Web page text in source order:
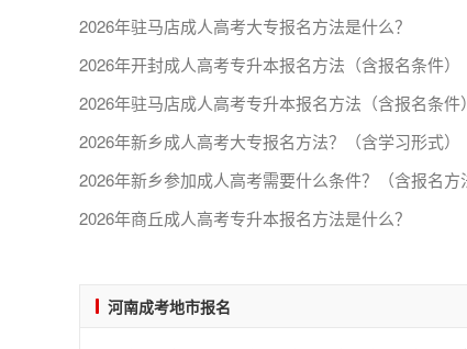
2026年驻马店成人高考大专报名方法是什么？
2026年开封成人高考专升本报名方法（含报名条件）
2026年驻马店成人高考专升本报名方法（含报名条件）
2026年新乡成人高考大专报名方法？（含学习形式）
2026年商丘成人高考专升本报名方法是什么？
河南成考地市报名